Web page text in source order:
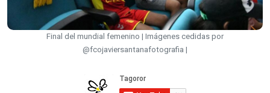
Final del mundial femenino | Imágenes cedidas por
@fcojaviersantanafotografia |